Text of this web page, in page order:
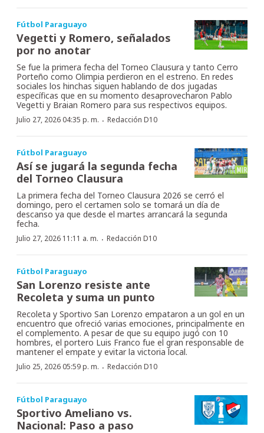
Fútbol Paraguayo
Vegetti y Romero, señalados
por no anotar
Se fue la primera fecha del Torneo Clausura y tanto Cerro
Porteño como Olimpia perdieron en el estreno. En redes
sociales los hinchas siguen hablando de dos jugadas
específicas que en su momento desaprovecharon Pablo
Vegetti y Braian Romero para sus respectivos equipos.
Julio 27, 2026 04:35 p. m. · Redacción D10
Fútbol Paraguayo
Así se jugará la segunda fecha
del Torneo Clausura
La primera fecha del Torneo Clausura 2026 se cerró el
domingo, pero el certamen solo se tomará un día de
descanso ya que desde el martes arrancará la segunda
fecha.
Julio 27, 2026 11:11 a. m. · Redacción D10
Fútbol Paraguayo
San Lorenzo resiste ante
Recoleta y suma un punto
Recoleta y Sportivo San Lorenzo empataron a un gol en un
encuentro que ofreció varias emociones, principalmente en
el complemento. A pesar de que su equipo jugó con 10
hombres, el portero Luis Franco fue el gran responsable de
mantener el empate y evitar la victoria local.
Julio 25, 2026 05:59 p. m. · Redacción D10
Fútbol Paraguayo
Sportivo Ameliano vs.
Nacional: Paso a paso